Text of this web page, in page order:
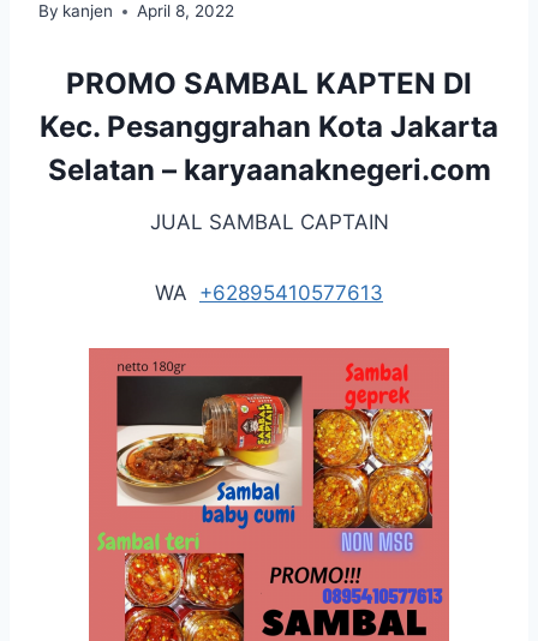
By kanjen April 8, 2022
PROMO SAMBAL KAPTEN DI
Kec. Pesanggrahan Kota Jakarta
Selatan – karyaanaknegeri.com
JUAL SAMBAL CAPTAIN
WA +62895410577613